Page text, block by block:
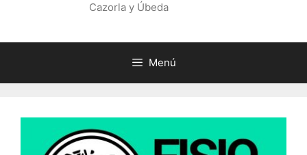
Cazorla y Úbeda
Menú